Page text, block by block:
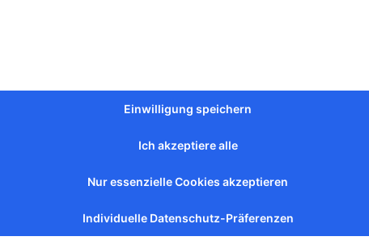
entdecken
Einwilligung speichern
Ich akzeptiere alle
Nur essenzielle Cookies akzeptieren
Individuelle Datenschutz-Präferenzen